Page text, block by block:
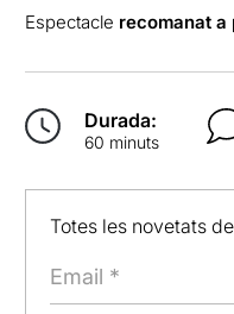
Espectacle recomanat a
Durada:
60 minuts
Totes les novetats